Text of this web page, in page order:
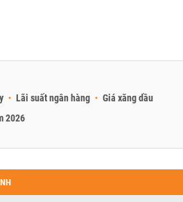
Lãi suất ngân hàng
Giá xăng dầu
2026